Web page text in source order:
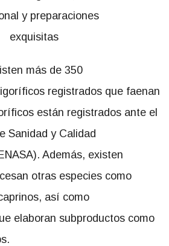
más de 350
registrados que faenan
están registrados ante el
Sanidad y Calidad
Además, existen
otras especies como
así como
elaboran subproductos como